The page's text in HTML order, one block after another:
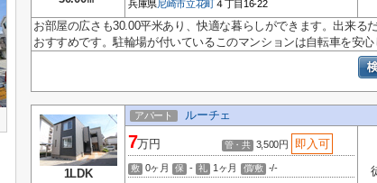
兵庫県尼崎市立花町 ４丁目16-22
お部屋の広さも30.00平米あり、快適な暮らしができます。出来る
おすすめです。駐輪場が付いているこのマンションは自転車を安
1LDK
アパート ルーチェ
7万円 管・共 3,500円 即入可
敷 0ヶ月 保 - 礼 1ヶ月 償/敷 -/-